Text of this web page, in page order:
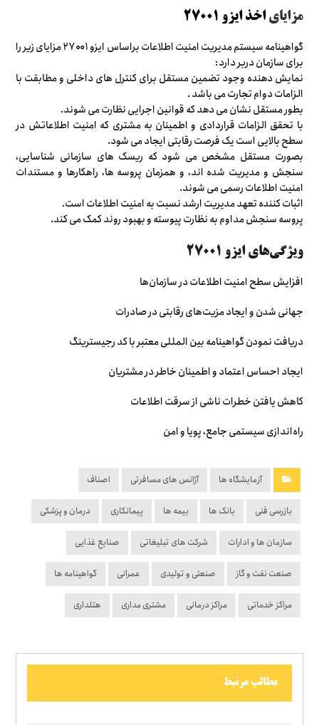
مزایای اخذ ایزو ۲۷۰۰۱
گواهینامه سیستم مدیریت امنیت اطلاعات براساس ایزو ۲۷۰۰۱ مزایای زیر را
برای سازمان دربر دارد:
نمایش دهنده وجود تضمین مستقل برای کنترل های داخلی و مطابقت با
الزامات دوام تجارت می باشد .
بطور مستقل نشان می دهد که قوانین اجرایی نظارت می شوند.
با تحقق الزامات قراردادی و اطمینان به مشتری که امنیت اطلاعاتش در
سطح بالایی است یک فرصت رقابتی ایجاد می شود.
بصورت مستقل مشخص می شود که ریسک های سازمانی شناسایی،
سنجش و مدیریت شده اند، و همزمان پروسه ها، راهکارها و مستندات
امنیت اطلاعات رسمی می شوند.
اثبات کننده تعهد مدیریت ارشد نسبت به امنیت اطلاعات است.
پروسه سنجش مداوم به نظارت پیوسته و بهبود روند کمک می کند.
ویژگی‌های ایزو ۲۷۰۰۱
افزایش سطح امنیت اطلاعات در سازمان‌ها
جهانی شدن و ایجاد مزیت‌های رقابتی در صادرات
دریافت نمودن گواهینامه بین المللی معتبر با کد رجیسترینگ
ایجاد احساس اعتماد و اطمینان خاطر در مشتریان
کاهش یافتن خطرات ناشی از سرقت اطلاعات
راه‌اندازی سیستمی جامع، پویا و امن
آزمایشگاه ها آژانس های مسافرتی اصناف
بازرسی فنی بانک ها بیمه ها پیمانکاری درمان و پزشکی
سازمان ها و ادارات شرکت های تبلیغاتی صنایع غذایی
صنعت نفت و گاز صنعتی و تولیدی عمرانی گواهینامه ها
مراکز خدماتی مراکز درمانی مشتری مداری هتلداری
مطالب مرتبط